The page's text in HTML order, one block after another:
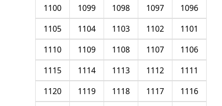
1096
1097
1098
1099
1100
1101
1102
1103
1104
1105
1106
1107
1108
1109
1110
1111
1112
1113
1114
1115
1116
1117
1118
1119
1120